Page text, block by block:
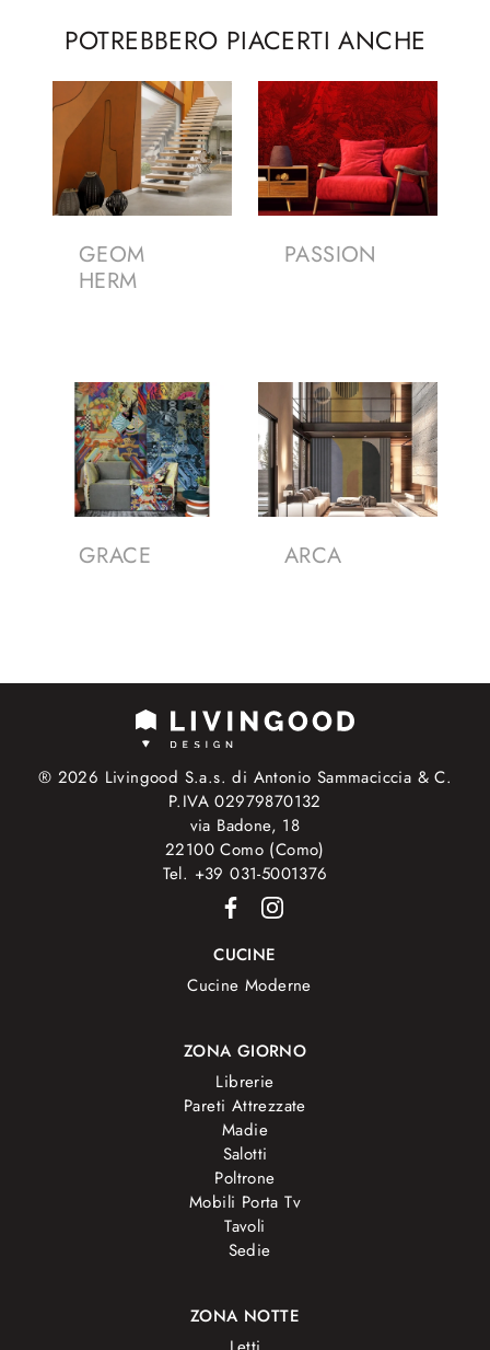
POTREBBERO PIACERTI ANCHE
GEOM
HERM
PASSION
GRACE ARCA
® 2026 Livingood S.a.s. di Antonio Sammaciccia & C.
P.IVA 02979870132
via Badone, 18
22100 Como (Como)
Tel. +39 031-5001376
CUCINE
Cucine Moderne
ZONA GIORNO
Librerie
Pareti Attrezzate
Madie
Salotti
Poltrone
Mobili Porta Tv
Tavoli
Sedie
ZONA NOTTE